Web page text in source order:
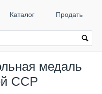
Каталог Продать
медаль
ССР